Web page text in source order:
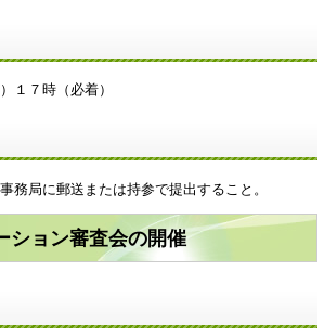
１７時（必着）
務局に郵送または持参で提出すること。
ョン審査会の開催